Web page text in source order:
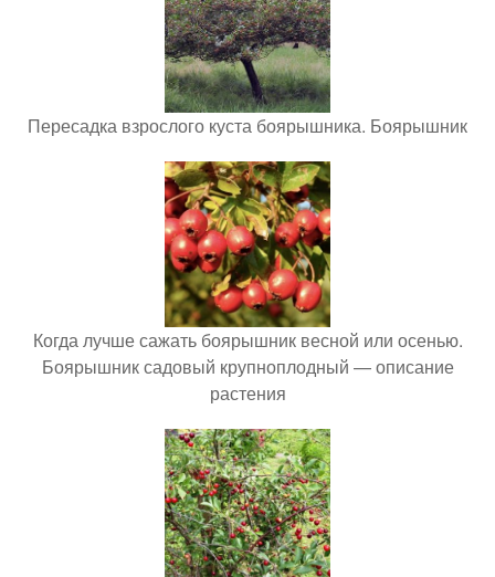
Пересадка взрослого куста боярышника. Боярышник
Когда лучше сажать боярышник весной или осенью.
Боярышник садовый крупноплодный — описание
растения